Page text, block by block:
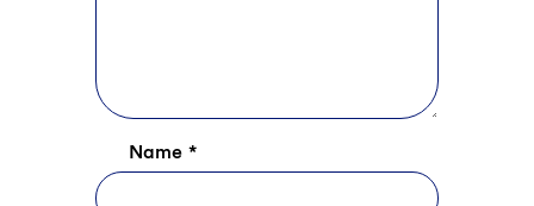
Name *